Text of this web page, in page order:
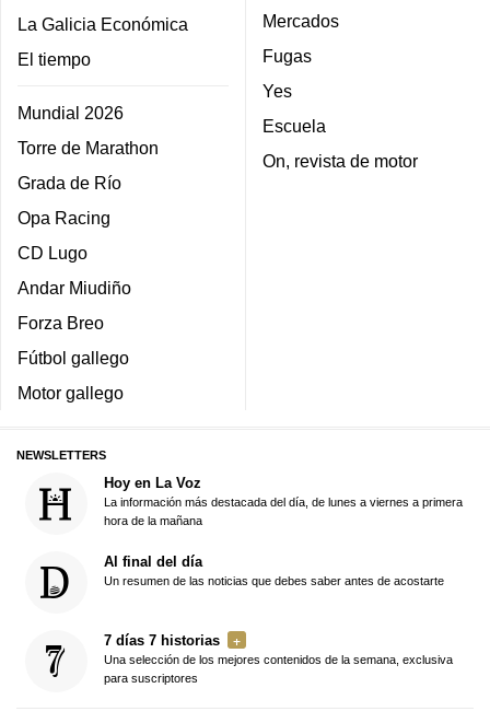
La Galicia Económica
El tiempo
Mundial 2026
Torre de Marathon
Grada de Río
Opa Racing
CD Lugo
Andar Miudiño
Forza Breo
Fútbol gallego
Motor gallego
Mercados
Fugas
Yes
Escuela
On, revista de motor
NEWSLETTERS
Hoy en La Voz
La información más destacada del día, de lunes a viernes a primera
hora de la mañana
Al final del día
Un resumen de las noticias que debes saber antes de acostarte
7 días 7 historias
Una selección de los mejores contenidos de la semana, exclusiva
para suscriptores